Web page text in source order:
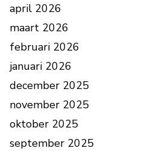
april 2026
maart 2026
februari 2026
januari 2026
december 2025
november 2025
oktober 2025
september 2025